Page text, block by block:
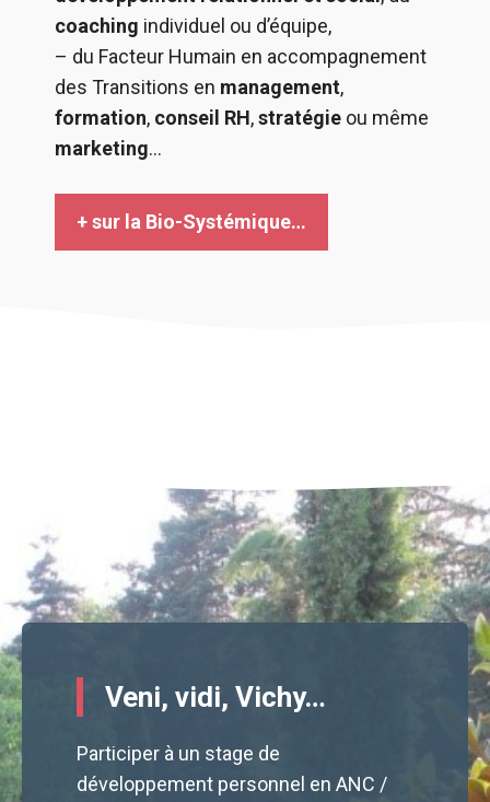
coaching individuel ou d’équipe,
– du Facteur Humain en accompagnement
des Transitions en management,
formation, conseil RH,stratégie ou même
marketing…
+ sur la Bio-Systémique…
Veni, vidi, Vichy…
Participer à un stage de
développement personnel en ANC /